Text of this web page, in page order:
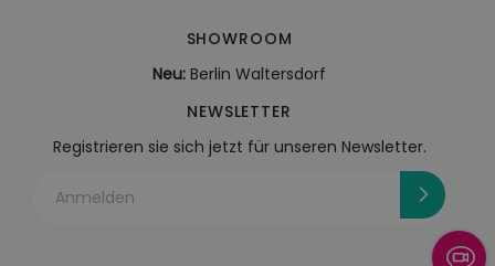
SHOWROOM
Neu: Berlin Waltersdorf
NEWSLETTER
Registrieren sie sich jetzt für unseren Newsletter.
Anmelden